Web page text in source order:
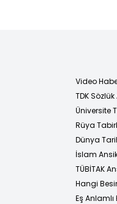
Video
TDK
Üniversite
Rüya
Dünya
İslam
TÜBİTAK
Hangi
Eş